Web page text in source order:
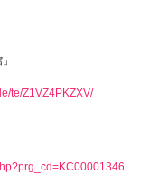
te/Z1VZ4PKZXV/